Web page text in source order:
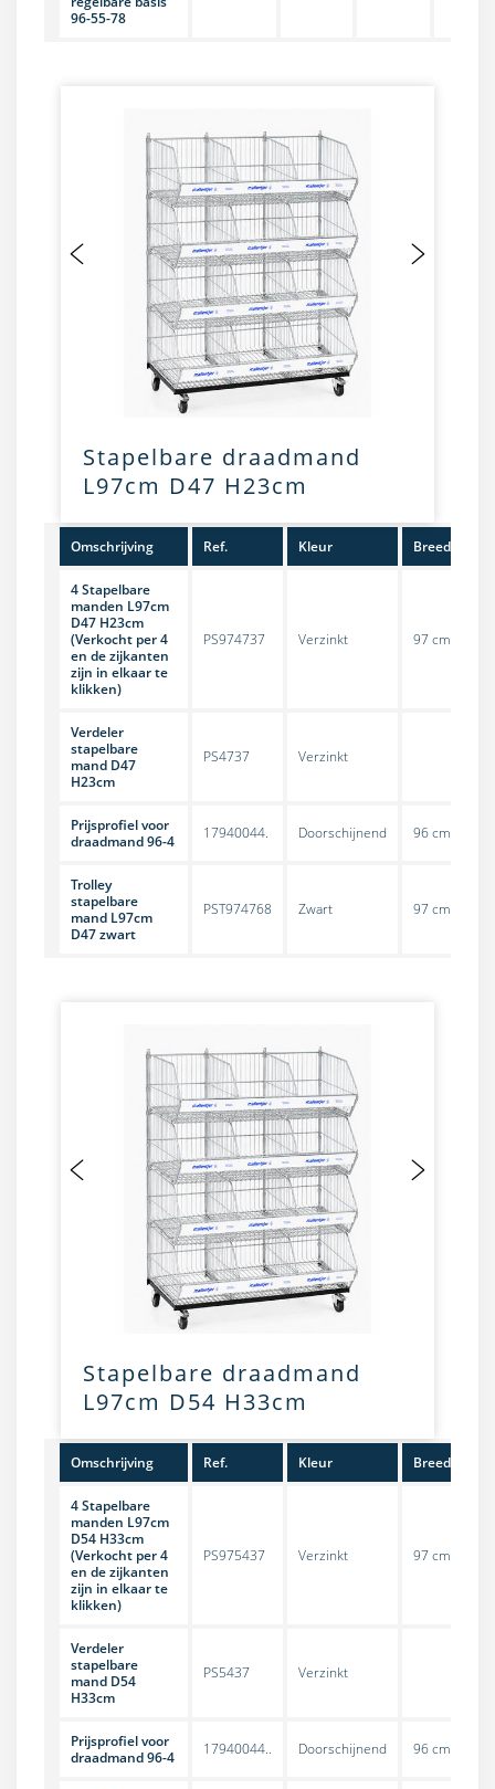
96-55-78
Stapelbare draadmand
L97cm D47 H23cm
Omschrijving Ref. Kleur Breedte
4 Stapelbare
manden L97cm
D47 H23cm
(Verkocht per 4
en de zijkanten
zijn in elkaar te
klikken)
PS974737 Verzinkt 97 cm
Verdeler
stapelbare
mand D47
H23cm
PS4737 Verzinkt
Prijsprofiel voor
draadmand 96-4
17940044. Doorschijnend 96 cm
Trolley
stapelbare
mand L97cm
D47 zwart
PST974768 Zwart 97 cm
Stapelbare draadmand
L97cm D54 H33cm
Omschrijving Ref. Kleur Breedte
4 Stapelbare
manden L97cm
D54 H33cm
(Verkocht per 4
en de zijkanten
zijn in elkaar te
klikken)
PS975437 Verzinkt 97 cm
Verdeler
stapelbare
mand D54
H33cm
PS5437 Verzinkt
Prijsprofiel voor
draadmand 96-4
17940044.. Doorschijnend 96 cm